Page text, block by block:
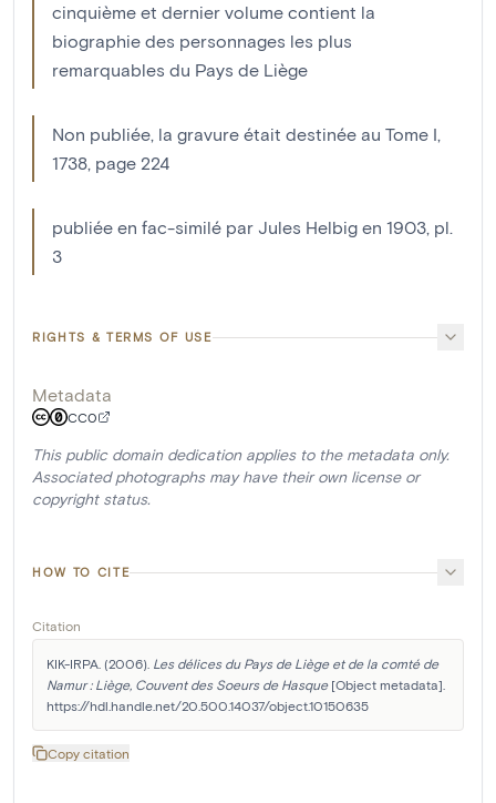
cinquième et dernier volume contient la
biographie des personnages les plus
remarquables du Pays de Liège
Non publiée, la gravure était destinée au Tome I,
1738, page 224
publiée en fac-similé par Jules Helbig en 1903, pl.
3
RIGHTS & TERMS OF USE
Metadata
CC0
This public domain dedication applies to the metadata only.
Associated photographs may have their own license or
copyright status.
HOW TO CITE
Citation
KIK-IRPA. (2006). Les délices du Pays de Liège et de la comté de
Namur : Liège, Couvent des Soeurs de Hasque [Object metadata].
https://hdl.handle.net/20.500.14037/object.10150635
Copy citation